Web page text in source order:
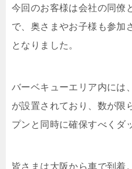
今回のお客様は会社の同僚
で、奥さまやお子様も参加
となりました。
バーベキューエリア内には
が設置されており、数が限
プンと同時に確保すべくダ
皆さまは大阪から車で到着